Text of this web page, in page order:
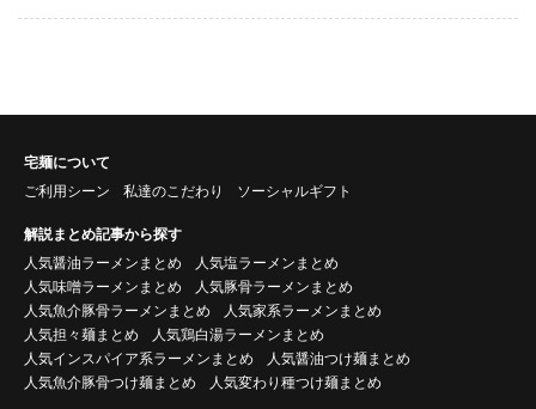
宅麺について
ご利用シーン
私達のこだわり ソーシャルギフト
解説まとめ記事から探す
人気醤油ラーメンまとめ
人気塩ラーメンまとめ
人気味噌ラーメンまとめ
人気豚骨ラーメンまとめ
人気魚介豚骨ラーメンまとめ
人気家系ラーメンまとめ
人気担々麺まとめ
人気鶏白湯ラーメンまとめ
人気インスパイア系ラーメンまとめ
人気醤油つけ麺まとめ
人気魚介豚骨つけ麺まとめ
人気変わり種つけ麺まとめ